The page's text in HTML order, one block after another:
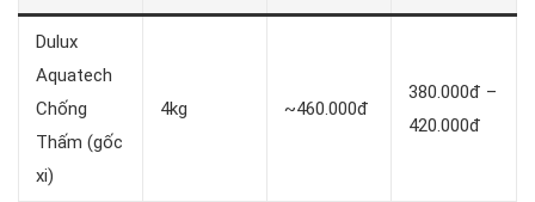
Dulux
Aquatech
Chống
Thấm (gốc
xi)
4kg ~460.000đ
380.000đ –
420.000đ